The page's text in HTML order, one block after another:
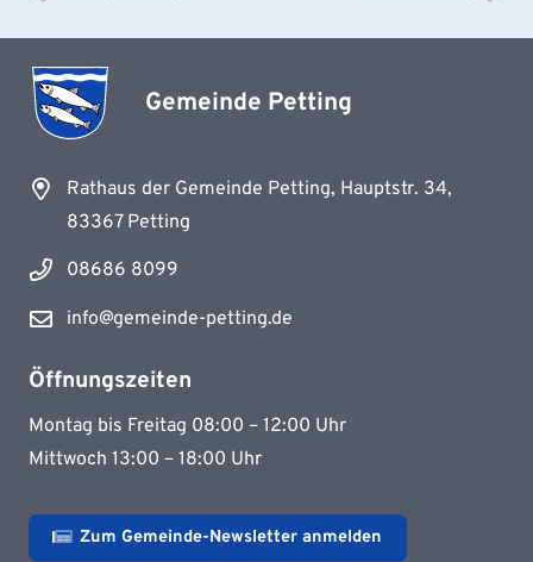
Gemeinde Petting
Rathaus der Gemeinde Petting, Hauptstr. 34,
83367 Petting
08686 8099
info@gemeinde-petting.de
Öffnungszeiten
Montag bis Freitag 08:00 – 12:00 Uhr
Mittwoch 13:00 – 18:00 Uhr
Zum Gemeinde-Newsletter anmelden